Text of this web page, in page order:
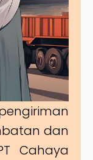
dan
Cahaya